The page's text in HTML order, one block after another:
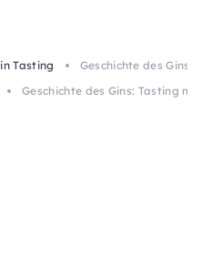
Tasting
Geschichte des Gins:
Geschichte des Gins: Tasting